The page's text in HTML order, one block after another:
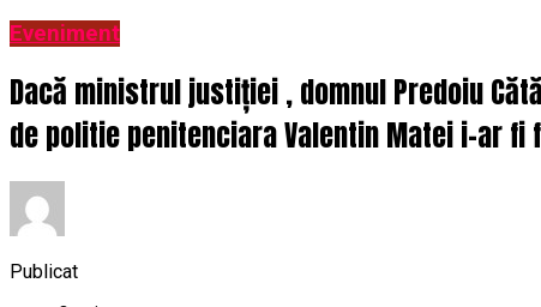
Eveniment
Dacă ministrul justiției , domnul Predoiu
de politie penitenciara Valentin Matei i-ar
Publicat